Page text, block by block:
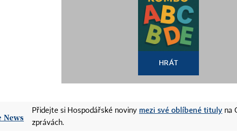
HRÁT
Přidejte si Hospodářské noviny mezi své oblíbené tituly na
zprávách.